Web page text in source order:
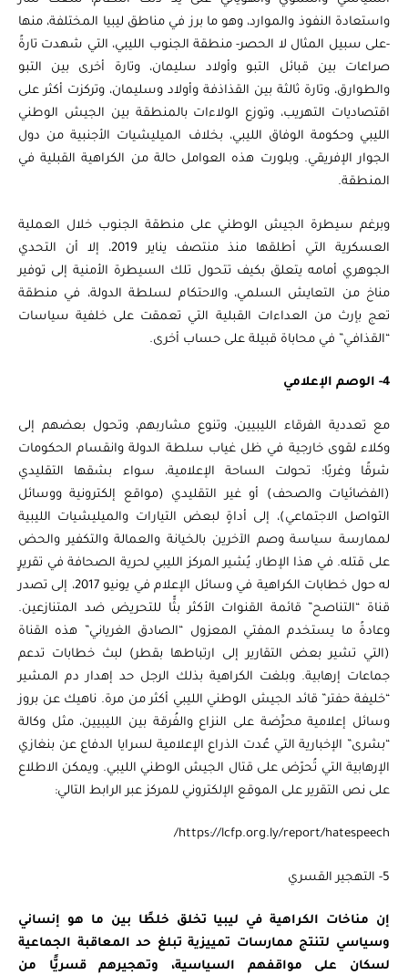
واستعادة النفوذ والموارد، وهو ما برز في مناطق ليبيا المختلفة، منها
-على سبيل المثال لا الحصر- منطقة الجنوب الليبي، التي شهدت تارةً
صراعات بين قبائل التبو وأولاد سليمان، وتارة أخرى بين التبو
والطوارق، وتارة ثالثة بين القذاذفة وأولاد وسليمان، وتركزت أكثر على
اقتصاديات التهريب، وتوزع الولاءات بالمنطقة بين الجيش الوطني
الليبي وحكومة الوفاق الليبي، بخلاف الميليشيات الأجنبية من دول
الجوار الإفريقي. وبلورت هذه العوامل حالة من الكراهية القبلية في
المنطقة.
وبرغم سيطرة الجيش الوطني على منطقة الجنوب خلال العملية
العسكرية التي أطلقها منذ منتصف يناير 2019، إلا أن التحدي
الجوهري أمامه يتعلق بكيف تتحول تلك السيطرة الأمنية إلى توفير
مناخ من التعايش السلمي، والاحتكام لسلطة الدولة، في منطقة
تعج بإرث من العداءات القبلية التي تعمقت على خلفية سياسات
“القذافي” في محاباة قبيلة على حساب أخرى.
مع تعددية الفرقاء الليبيين، وتنوع مشاربهم، وتحول بعضهم إلى
وكلاء لقوى خارجية في ظل غياب سلطة الدولة وانقسام الحكومات
شرقًا وغربًا؛ تحولت الساحة الإعلامية، سواء بشقها التقليدي
(الفضائيات والصحف) أو غير التقليدي (مواقع إلكترونية ووسائل
التواصل الاجتماعي)، إلى أداةٍ لبعض التيارات والميليشيات الليبية
لممارسة سياسة وصم الآخرين بالخيانة والعمالة والتكفير والحض
على قتله. في هذا الإطار، يُشير المركز الليبي لحرية الصحافة في تقريرٍ
له حول خطابات الكراهية في وسائل الإعلام في يونيو 2017، إلى تصدر
قناة “التناصح” قائمة القنوات الأكثر بثًّا للتحريض ضد المتنازعين.
وعادةً ما يستخدم المفتي المعزول “الصادق الغرياني” هذه القناة
(التي تشير بعض التقارير إلى ارتباطها بقطر) لبث خطابات تدعم
جماعات إرهابية. وبلغت الكراهية بذلك الرجل حد إهدار دم المشير
“خليفة حفتر” قائد الجيش الوطني الليبي أكثر من مرة. ناهيك عن بروز
وسائل إعلامية محرِّضة على النزاع والفُرقة بين الليبيين، مثل وكالة
“بشرى” الإخبارية التي عُدت الذراع الإعلامية لسرايا الدفاع عن بنغازي
الإرهابية التي تُحرّض على قتال الجيش الوطني الليبي. ويمكن الاطلاع
على نص التقرير على الموقع الإلكتروني للمركز عبر الرابط التالي:
https://lcfp.org.ly/report/hatespeech/
إن مناخات الكراهية في ليبيا تخلق خلطًا بين ما هو إنساني
وسياسي لتنتج ممارسات تمييزية تبلغ حد المعاقبة الجماعية
لسكان على مواقفهم السياسية، وتهجيرهم قسريًّا من